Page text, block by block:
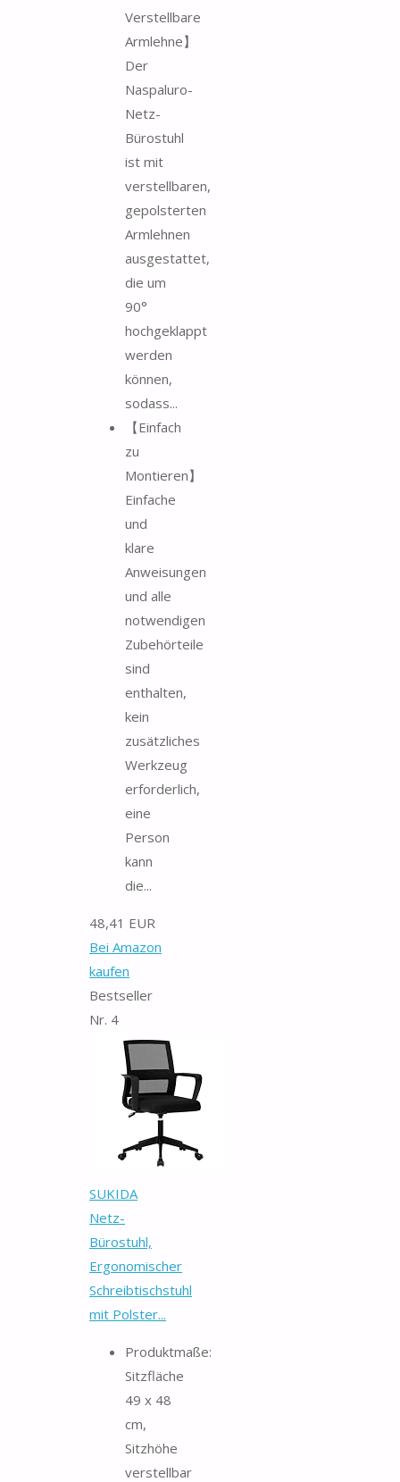
Verstellbare
Armlehne】
Der
Naspaluro-
Netz-
Bürostuhl
ist mit
verstellbaren,
gepolsterten
Armlehnen
ausgestattet,
die um
90°
hochgeklappt
werden
können,
sodass...
【Einfach
zu
Montieren】
Einfache
und
klare
Anweisungen
und alle
notwendigen
Zubehörteile
sind
enthalten,
kein
zusätzliches
Werkzeug
erforderlich,
eine
Person
kann
die...
48,41 EUR
Bei Amazon
kaufen
Bestseller
Nr. 4
SUKIDA
Netz-
Bürostuhl,
Ergonomischer
Schreibtischstuhl
mit Polster...
Produktmaße:
Sitzfläche
49 x 48
cm,
Sitzhöhe
verstellbar